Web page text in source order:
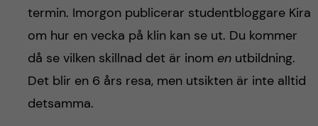
termin. Imorgon publicerar studentbloggare Kira
om hur en vecka på klin kan se ut. Du kommer
då se vilken skillnad det är inom enutbildning.
Det blir en 6 års resa, men utsikten är inte alltid
detsamma.